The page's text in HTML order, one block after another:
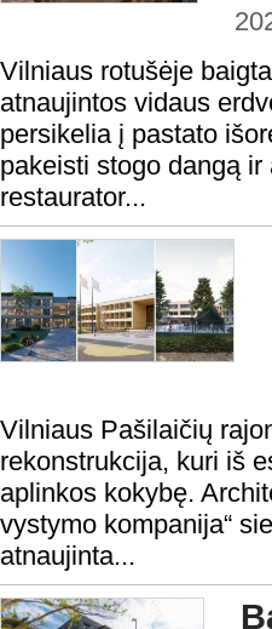
Vilniaus rotušėje
atnaujintos vidaus
persikelia į pastato
pakeisti stogo dangą
restaurator...
Vilniaus Pašilaičių
rekonstrukcija, kuri iš
aplinkos kokybę.
vystymo kompanija“
atnaujinta...